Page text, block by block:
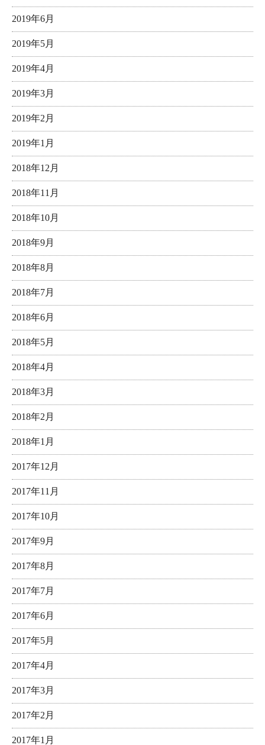
2019年6月
2019年5月
2019年4月
2019年3月
2019年2月
2019年1月
2018年12月
2018年11月
2018年10月
2018年9月
2018年8月
2018年7月
2018年6月
2018年5月
2018年4月
2018年3月
2018年2月
2018年1月
2017年12月
2017年11月
2017年10月
2017年9月
2017年8月
2017年7月
2017年6月
2017年5月
2017年4月
2017年3月
2017年2月
2017年1月